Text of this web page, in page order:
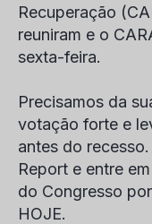
Recuperação
reuniram e o
sexta-feira.
Precisamos da
votação forte e
antes do recesso
Report e entre
do Congresso por
HOJE.